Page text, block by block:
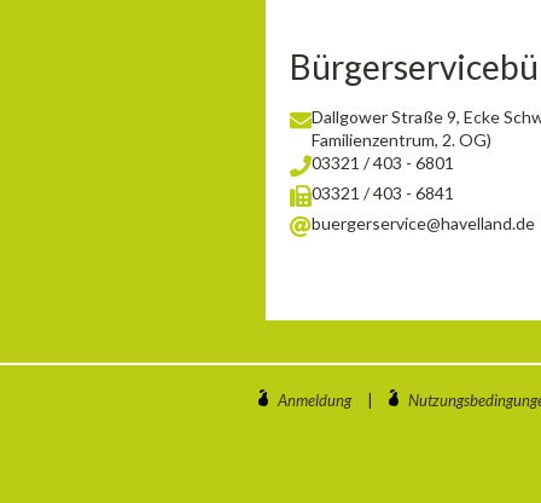
Dallgower Straße 9, Ecke
Familienzentrum, 2. OG)
03321 / 403 - 6801
03321 / 403 - 6841
buergerservice@havelland.de
Anmeldung